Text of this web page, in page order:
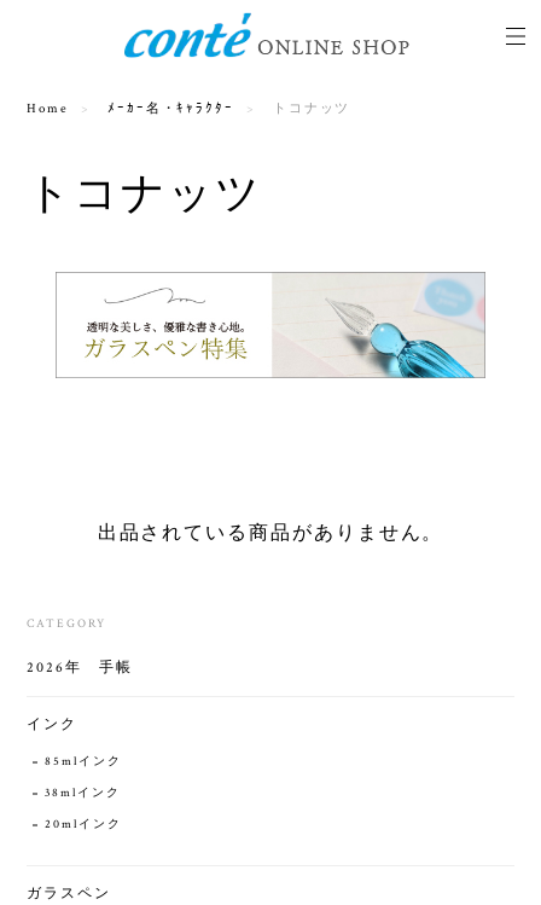
Home ﾒｰｶｰ名・ｷｬﾗｸﾀｰ トコナッツ
トコナッツ
出品されている商品がありません。
CATEGORY
2026年 手帳
インク
85mlインク
38mlインク
20mlインク
ガラスペン